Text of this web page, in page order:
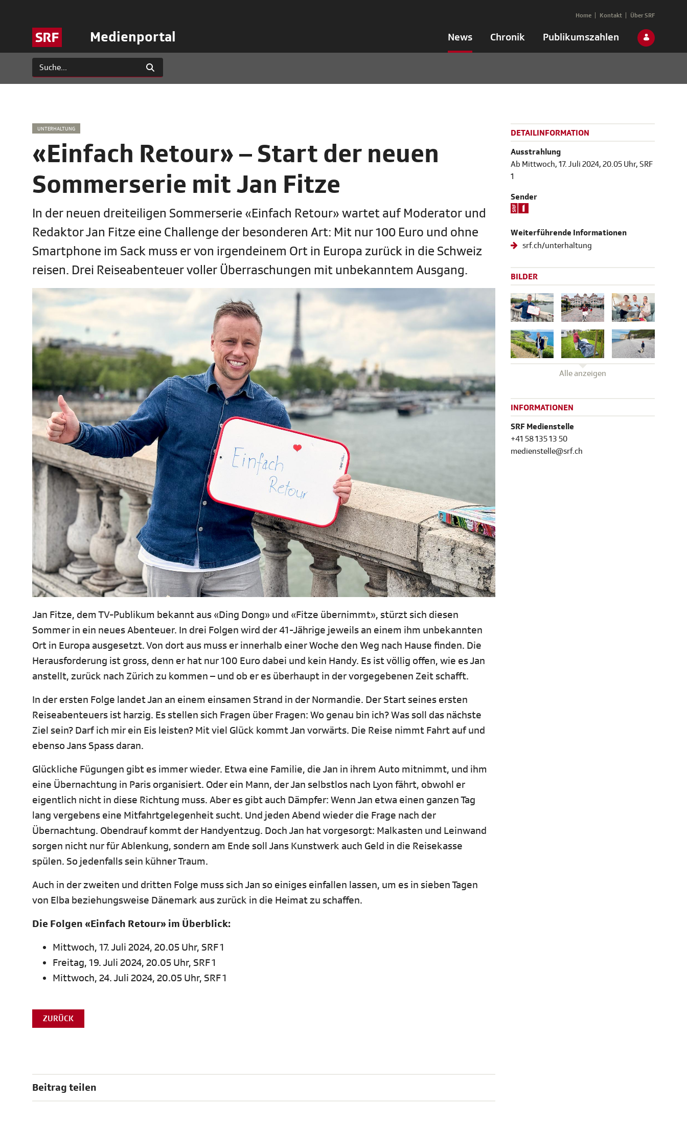
Medienportal News Chronik Publikumszahlen
Home Kontakt Über SRF
UNTERHALTUNG
«Einfach Retour» – Start der neuen
Sommerserie mit Jan Fitze
In der neuen dreiteiligen Sommerserie «Einfach Retour» wartet auf Moderator und
Redaktor Jan Fitze eine Challenge der besonderen Art: Mit nur 100 Euro und ohne
Smartphone im Sack muss er von irgendeinem Ort in Europa zurück in die Schweiz
reisen. Drei Reiseabenteuer voller Überraschungen mit unbekanntem Ausgang.
Jan Fitze, dem TV-Publikum bekannt aus «Ding Dong» und «Fitze übernimmt», stürzt sich diesen
Sommer in ein neues Abenteuer. In drei Folgen wird der 41-Jährige jeweils an einem ihm unbekannten
Ort in Europa ausgesetzt. Von dort aus muss er innerhalb einer Woche den Weg nach Hause finden. Die
Herausforderung ist gross, denn er hat nur 100 Euro dabei und kein Handy. Es ist völlig offen, wie es Jan
anstellt, zurück nach Zürich zu kommen – und ob er es überhaupt in der vorgegebenen Zeit schafft.
In der ersten Folge landet Jan an einem einsamen Strand in der Normandie. Der Start seines ersten
Reiseabenteuers ist harzig. Es stellen sich Fragen über Fragen: Wo genau bin ich? Was soll das nächste
Ziel sein? Darf ich mir ein Eis leisten? Mit viel Glück kommt Jan vorwärts. Die Reise nimmt Fahrt auf und
ebenso Jans Spass daran.
Glückliche Fügungen gibt es immer wieder. Etwa eine Familie, die Jan in ihrem Auto mitnimmt, und ihm
eine Übernachtung in Paris organisiert. Oder ein Mann, der Jan selbstlos nach Lyon fährt, obwohl er
eigentlich nicht in diese Richtung muss. Aber es gibt auch Dämpfer: Wenn Jan etwa einen ganzen Tag
lang vergebens eine Mitfahrtgelegenheit sucht. Und jeden Abend wieder die Frage nach der
Übernachtung. Obendrauf kommt der Handyentzug. Doch Jan hat vorgesorgt: Malkasten und Leinwand
sorgen nicht nur für Ablenkung, sondern am Ende soll Jans Kunstwerk auch Geld in die Reisekasse
spülen. So jedenfalls sein kühner Traum.
Auch in der zweiten und dritten Folge muss sich Jan so einiges einfallen lassen, um es in sieben Tagen
von Elba beziehungsweise Dänemark aus zurück in die Heimat zu schaffen.
Die Folgen «Einfach Retour» im Überblick:
Mittwoch, 17. Juli 2024, 20.05 Uhr, SRF 1
Freitag, 19. Juli 2024, 20.05 Uhr, SRF 1
Mittwoch, 24. Juli 2024, 20.05 Uhr, SRF 1
ZURÜCK
Beitrag teilen
DETAILINFORMATION
Ausstrahlung
Ab Mittwoch, 17. Juli 2024, 20.05 Uhr, SRF
1
Sender
Weiterführende Informationen
srf.ch/unterhaltung
BILDER
Alle anzeigen
INFORMATIONEN
SRF Medienstelle
+41 58 135 13 50
medienstelle@srf.ch